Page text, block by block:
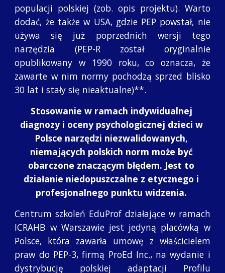
populacji polskiej (zob. opis projektu). Warto
dodać, że także w USA, gdzie PEP powstał, nie
używa się już poprzednich wersji tego
narzędzia (PEP-R został oryginalnie
opublikowany w 1990 roku, co oznacza, że
zawarte w nim normy pochodzą sprzed blisko
30 lat i stały się nieaktualne)**.
Stosowanie w ramach indywidualnej
diagnozy i oceny psychologicznej dzieci w
Polsce narzędzi niezwalidowanych,
niemających polskich norm może być
obarczone znaczącym błędem. Jest to
działanie niedopuszczalne z etycznego i
profesjonalnego punktu widzenia.
Centrum szkoleń EduProf działające w ramach
ICRAHB w Warszawie jest jedyną placówką w
Polsce, która zawarła umowę z właścicielem
praw do PEP-3, firmą ProEd Inc., na wydanie i
dystrybucję polskiej adaptacji Profilu